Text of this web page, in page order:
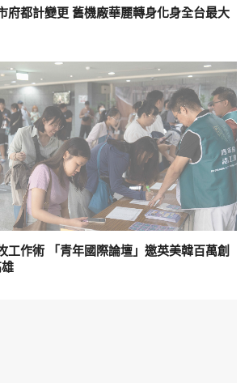
府都計變更 舊機廠華麗轉身化身全台最大
工作術 「青年國際論壇」邀英美韓百萬創